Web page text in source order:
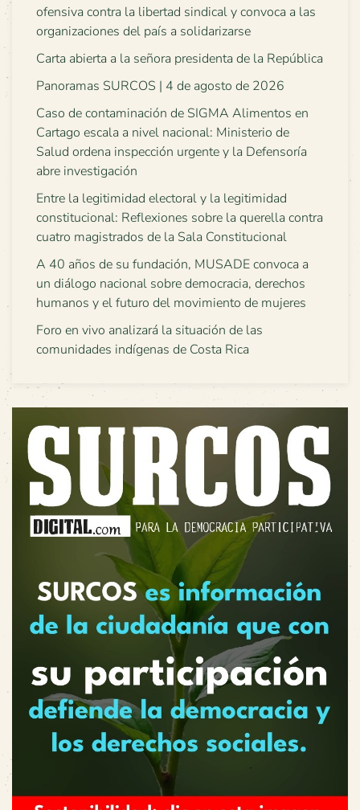
ofensiva contra la libertad sindical y convoca a las
organizaciones del país a solidarizarse
Carta abierta a la señora presidenta de la República
Panoramas SURCOS | 4 de agosto de 2026
Caso de contaminación de SIGMA Alimentos en
Cartago escala a nivel nacional: Ministerio de
Salud ordena inspección urgente y la Defensoría
abre investigación
Entre la legitimidad electoral y la legitimidad
constitucional: Reflexiones sobre la querella contra
cuatro magistrados de la Sala Constitucional
A 40 años de su fundación, MUSADE convoca a
un diálogo nacional sobre democracia, derechos
humanos y el futuro del movimiento de mujeres
Foro en vivo analizará la situación de las
comunidades indígenas de Costa Rica